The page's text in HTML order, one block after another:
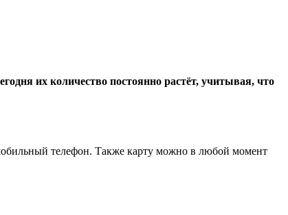
их количество постоянно растёт, учитывая, что
телефон. Также карту можно в любой момент